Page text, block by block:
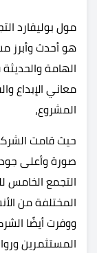
الهامة
معاني الإبداع
المشروع،
حيث قامت
صورة وأعلى
التجمع الخامس
المختلفة من
ووفرت أيضًا
المستثمرين